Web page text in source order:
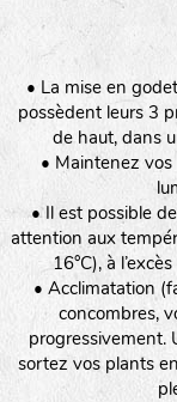
• La mise en
possèdent leurs 3
de haut, dans
• Maintenez
• Il est possible
attention aux
16°C), à
• Acclimatation
concombres,
progressivement.
sortez vos plants